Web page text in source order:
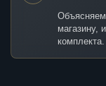
магазину,
комплекта.